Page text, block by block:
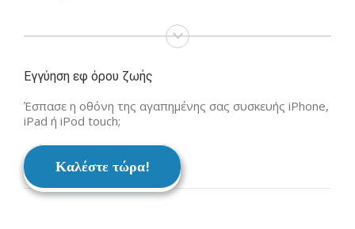
Εγγύηση εφ όρου ζωής
Έσπασε η οθόνη της αγαπημένης σας συσκευής iPhone,
iPad ή iPod touch;
Καλέστε τώρα!